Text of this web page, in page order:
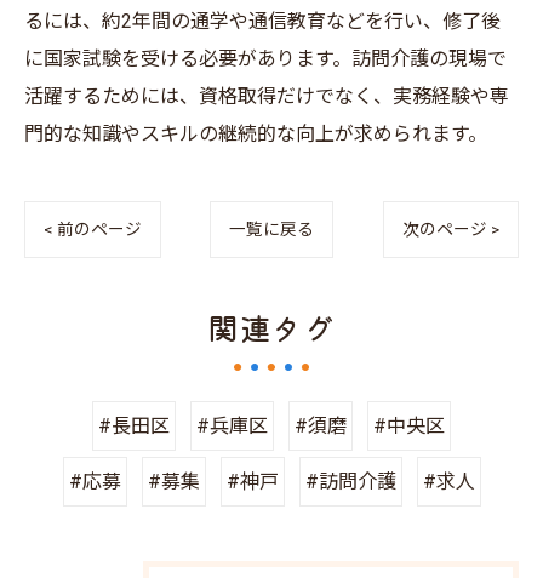
るには、約2年間の通学や通信教育などを行い、修了後
に国家試験を受ける必要があります。訪問介護の現場で
活躍するためには、資格取得だけでなく、実務経験や専
門的な知識やスキルの継続的な向上が求められます。
< 前のページ 一覧に戻る 次のページ >
関連タグ
#長田区 #兵庫区 #須磨 #中央区
#応募 #募集 #神戸 #訪問介護 #求人